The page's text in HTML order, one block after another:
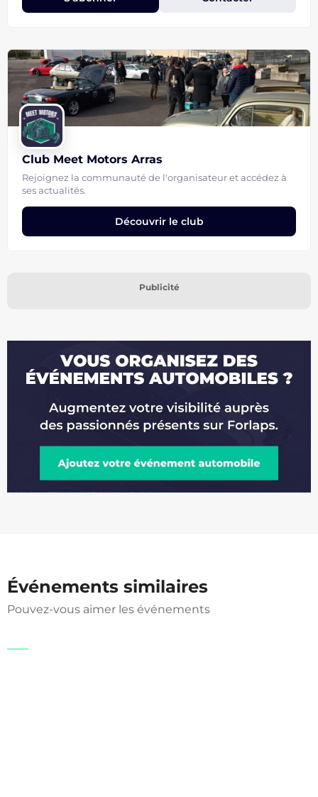
Club Meet Motors Arras
Rejoignez la communauté de l'organisateur et accédez à
ses actualités.
Découvrir le club
Publicité
Événements similaires
Pouvez-vous aimer les événements